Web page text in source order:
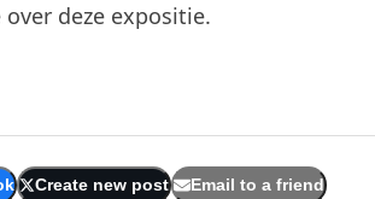
deze expositie.
Create new post Email to a friend